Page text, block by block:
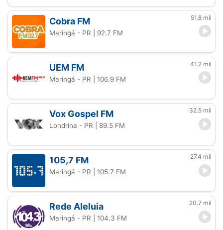
Cobra FM 51.8 mil
Maringá - PR | 92.7 FM
UEM FM 41.2 mil
Maringá - PR | 106.9 FM
Vox Gospel FM 32.5 mil
Londrina - PR | 89.5 FM
105,7 FM 27.4 mil
Maringá - PR | 105.7 FM
Rede Aleluia 20.7 mil
Maringá - PR | 104.3 FM